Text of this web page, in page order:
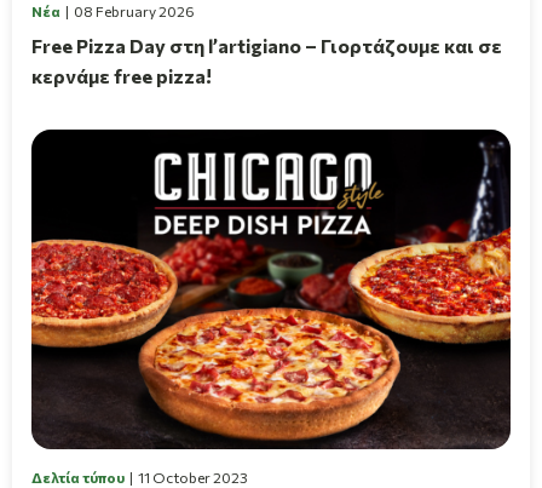
Νέα 08 February 2026
Free Pizza Day στη l’artigiano – Γιορτάζουμε και σε
κερνάμε free pizza!
Δελτία τύπου 11 October 2023